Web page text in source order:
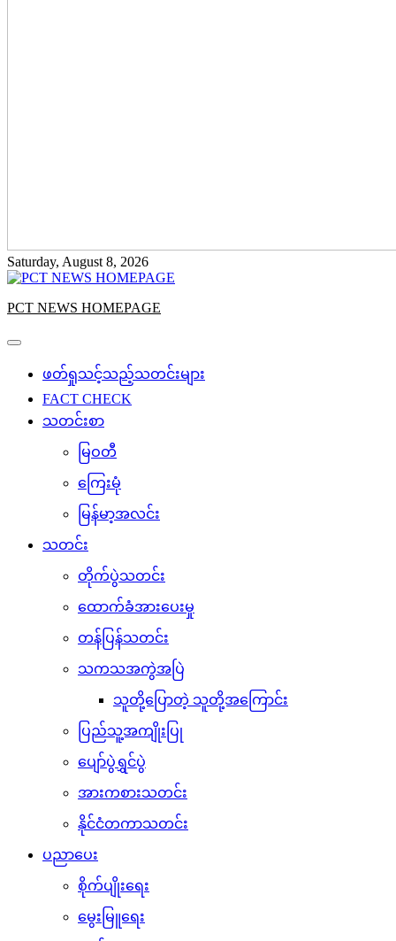
Saturday, August 8, 2026
PCT NEWS HOMEPAGE
ဖတ်ရှုသင့်သည့်သတင်းများ
FACT CHECK
သတင်းစာ
မြဝတီ
ကြေးမုံ
မြန်မာ့အလင်း
သတင်း
တိုက်ပွဲသတင်း
ထောက်ခံအားပေးမှု
တန်ပြန်သတင်း
သကသအကွဲအပြဲ
သူတို့ပြောတဲ့ သူတို့အကြောင်း
ပြည်သူ့အကျိုးပြု
ပျော်ပွဲရွှင်ပွဲ
အားကစားသတင်း
နိုင်ငံတကာသတင်း
ပညာပေး
စိုက်ပျိုးရေး
မွေးမြူရေး